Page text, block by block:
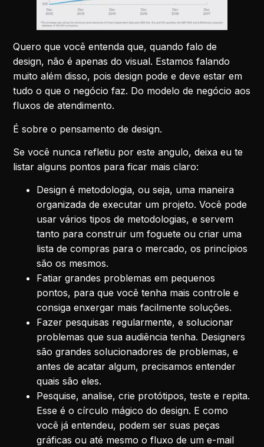
Quero que você entenda que, quando falo de
design, não é apenas do visual. Estamos falando
muito além disso, pois design pode e deve estar em
tudo o que o negócio faz. Do modelo de negócio aos
fluxos de atendimento.
É sobre o pensamento de design.
Se você nunca refletiu por este angulo, deixa eu te
listar alguns pontos para ficar mais claro:
Design é metodologia, ou seja, uma maneira
organizada de executar um projeto. Você pode
usar vários tipos de metodologias, e servem
tanto para construir um foguete ou criar uma
lista de compras para o mercado, os princípios
são os mesmos.
Fatiar grandes problemas em pequenos
pontos, para que você tenha mais controle e
consiga enxergar mais facilmente soluções.
Fazer pesquisas regularmente, e solucionar
problemas que sua audiência tenha. Designers
são grandes solucionadores de problemas, e
antes de acatar algum, precisamos entender
quais são eles.
Pesquise, analise, crie protótipos, teste e repita.
Esse é o círculo mágico do design. E como
você já entendeu, podem ser suas peças
gráficas ou até mesmo o fluxo de um e-mail